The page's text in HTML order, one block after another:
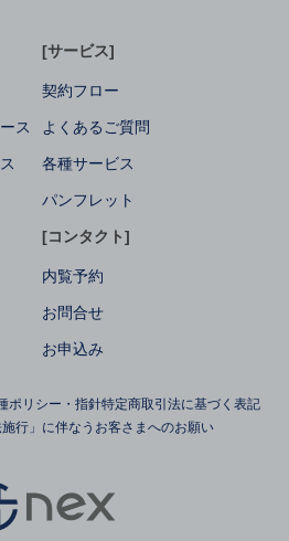
ス
[サービス]
契約フロー
よくあるご質問
各種サービス
パンフレット
[コンタクト]
内覧予約
お問合せ
お申込み
ポリシー・指針特定商取引法に基づく表記
施行」に伴なうお客さまへのお願い